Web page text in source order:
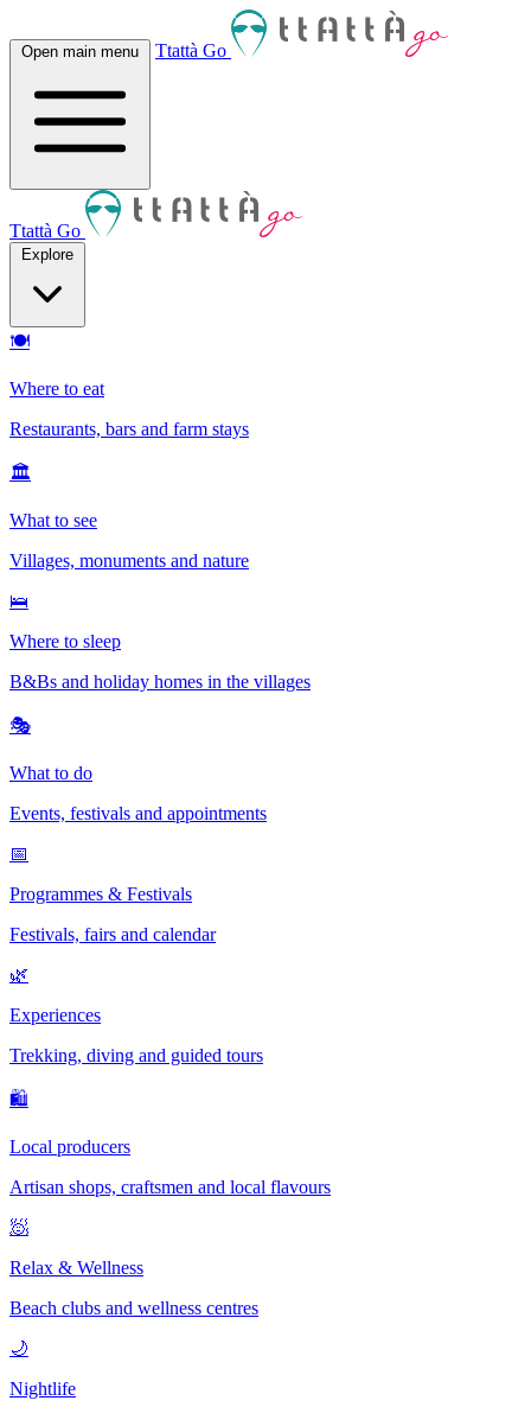
Open main menu Ttattà Go
Ttattà Go
Explore
🍽
Where to eat
Restaurants, bars and farm stays
🏛
What to see
Villages, monuments and nature
🛌
Where to sleep
B&Bs and holiday homes in the villages
🎭
What to do
Events, festivals and appointments
📅
Programmes & Festivals
Festivals, fairs and calendar
🌿
Experiences
Trekking, diving and guided tours
🛍
Local producers
Artisan shops, craftsmen and local flavours
🧖
Relax & Wellness
Beach clubs and wellness centres
🌙
Nightlife